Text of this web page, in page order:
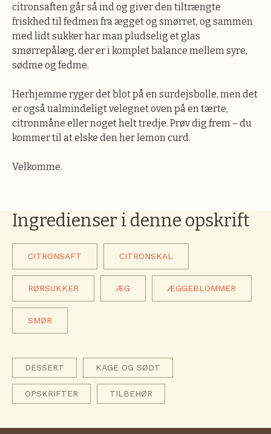
citronsaften går så ind og giver den tiltrængte
friskhed til fedmen fra ægget og smørret, og sammen
med lidt sukker har man pludselig et glas
smørrepålæg, der er i komplet balance mellem syre,
sødme og fedme.
Herhjemme ryger det blot på en surdejsbolle, men det
er også ualmindeligt velegnet oven på en tærte,
citronmåne eller noget helt tredje. Prøv dig frem – du
kommer til at elske den her lemon curd.
Velkomme.
Ingredienser i denne opskrift
CITRONSAFT CITRONSKAL
RØRSUKKER ÆG ÆGGEBLOMMER
SMØR
DESSERT KAGE OG SØDT
OPSKRIFTER TILBEHØR